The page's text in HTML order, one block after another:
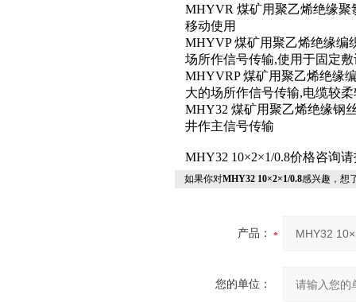
MHYVR 煤矿用聚乙烯绝缘聚
移动使用
MHYVP 煤矿用聚乙烯绝缘编
场所作信号传输,使用于固定敷
MHYVRP 煤矿用聚乙烯绝缘
大的场所作信号传输,电缆较柔
MHY32 煤矿用聚乙烯绝缘钢
井作主信号传输
MHY32 10×2×1/0.8价格咨询
如果你对MHY32 10×2×1/0.8感兴趣，想
产品：
您的单位：